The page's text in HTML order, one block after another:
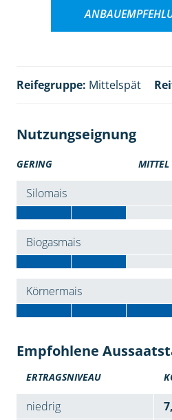
Reifegruppe: Mittelspät
Nutzungseignung
GERING MITTEL
Silomais
Biogasmais
Körnermais
Empfohlene
ERTRAGSNIVEAU
niedrig